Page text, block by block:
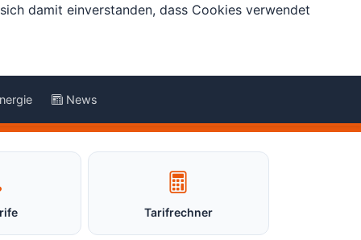
damit einverstanden, dass Cookies verwendet
News
Tarifrechner